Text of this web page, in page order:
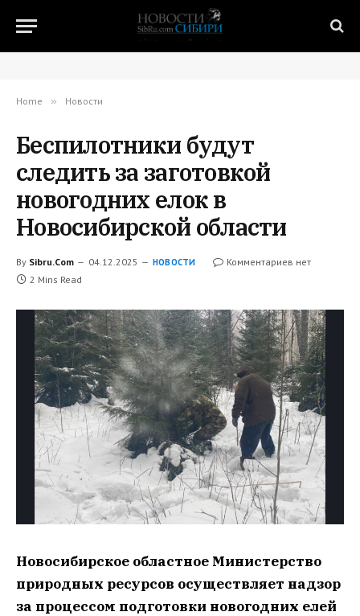
Home » Новости
Беспилотники будут
следить за заготовкой
новогодних елок в
Новосибирской области
By Sibru.Com 04.12.2025 НОВОСТИ
Комментариев нет
2 Mins Read
Новосибирское областное Министерство
природных ресурсов осуществляет надзор
за процессом подготовки новогодних елей